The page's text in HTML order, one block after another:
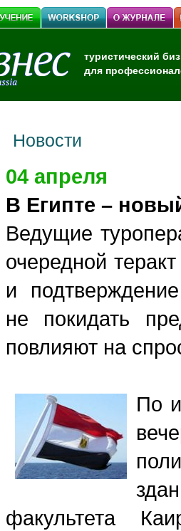
туристический
для
Новости
04 апреля
В Египте –
Ведущие
очередной
и
не покидать
повлияют на
По
факультета